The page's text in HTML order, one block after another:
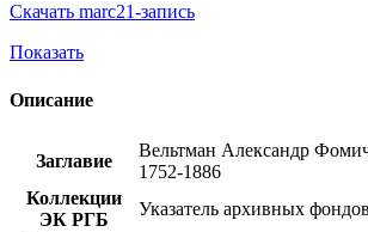
Скачать marc21-запись
Показать
Описание
Заглавие
Вельтман Александр
1752-1886
Коллекции
ЭК РГБ
Указатель архивных